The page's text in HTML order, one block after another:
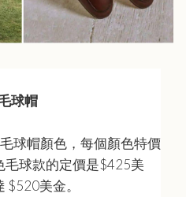
球帽
毛球帽顏色，每個顏色特價
毛球款的定價是$425美
美金。